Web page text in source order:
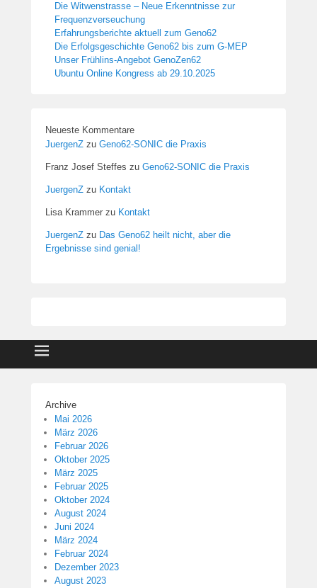
Die Witwenstrasse – Neue Erkenntnisse zur
Frequenzverseuchung
Erfahrungsberichte aktuell zum Geno62
Die Erfolgsgeschichte Geno62 bis zum G-MEP
Unser Frühlins-Angebot GenoZen62
Ubuntu Online Kongress ab 29.10.2025
Neueste Kommentare
JuergenZ zu Geno62-SONIC die Praxis
Franz Josef Steffes zu Geno62-SONIC die Praxis
JuergenZ zu Kontakt
Lisa Krammer zu Kontakt
JuergenZ zu Das Geno62 heilt nicht, aber die
Ergebnisse sind genial!
Archive
Mai 2026
März 2026
Februar 2026
Oktober 2025
März 2025
Februar 2025
Oktober 2024
August 2024
Juni 2024
März 2024
Februar 2024
Dezember 2023
August 2023